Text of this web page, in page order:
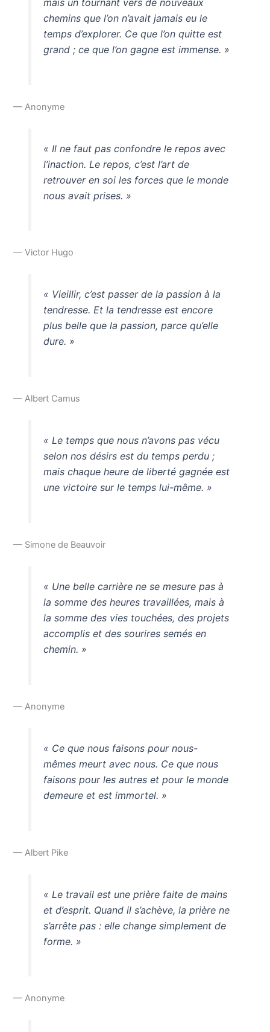
chemins que l’on n’avait jamais eu le
temps d’explorer. Ce que l’on quitte est
grand ; ce que l’on gagne est immense. »
— Anonyme
« Il ne faut pas confondre le repos avec
l’inaction. Le repos, c’est l’art de
retrouver en soi les forces que le monde
nous avait prises. »
— Victor Hugo
« Vieillir, c’est passer de la passion à la
tendresse. Et la tendresse est encore
plus belle que la passion, parce qu’elle
dure. »
— Albert Camus
« Le temps que nous n’avons pas vécu
selon nos désirs est du temps perdu ;
mais chaque heure de liberté gagnée est
une victoire sur le temps lui-même. »
— Simone de Beauvoir
« Une belle carrière ne se mesure pas à
la somme des heures travaillées, mais à
la somme des vies touchées, des projets
accomplis et des sourires semés en
chemin. »
— Anonyme
« Ce que nous faisons pour nous-
mêmes meurt avec nous. Ce que nous
faisons pour les autres et pour le monde
demeure et est immortel. »
— Albert Pike
« Le travail est une prière faite de mains
et d’esprit. Quand il s’achève, la prière ne
s’arrête pas : elle change simplement de
forme. »
— Anonyme